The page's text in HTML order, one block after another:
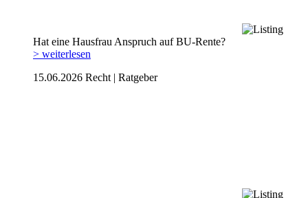
Hat eine Hausfrau Anspruch auf BU-Rente?
> weiterlesen
15.06.2026 Recht | Ratgeber